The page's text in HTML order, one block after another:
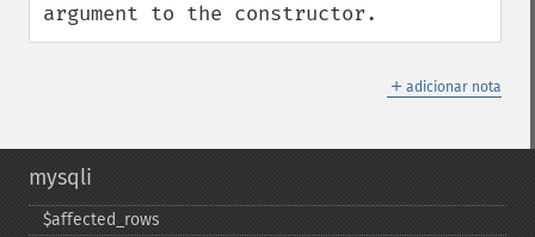
argument to the constructor.
＋ adicionar nota
mysqli
$affected_​rows